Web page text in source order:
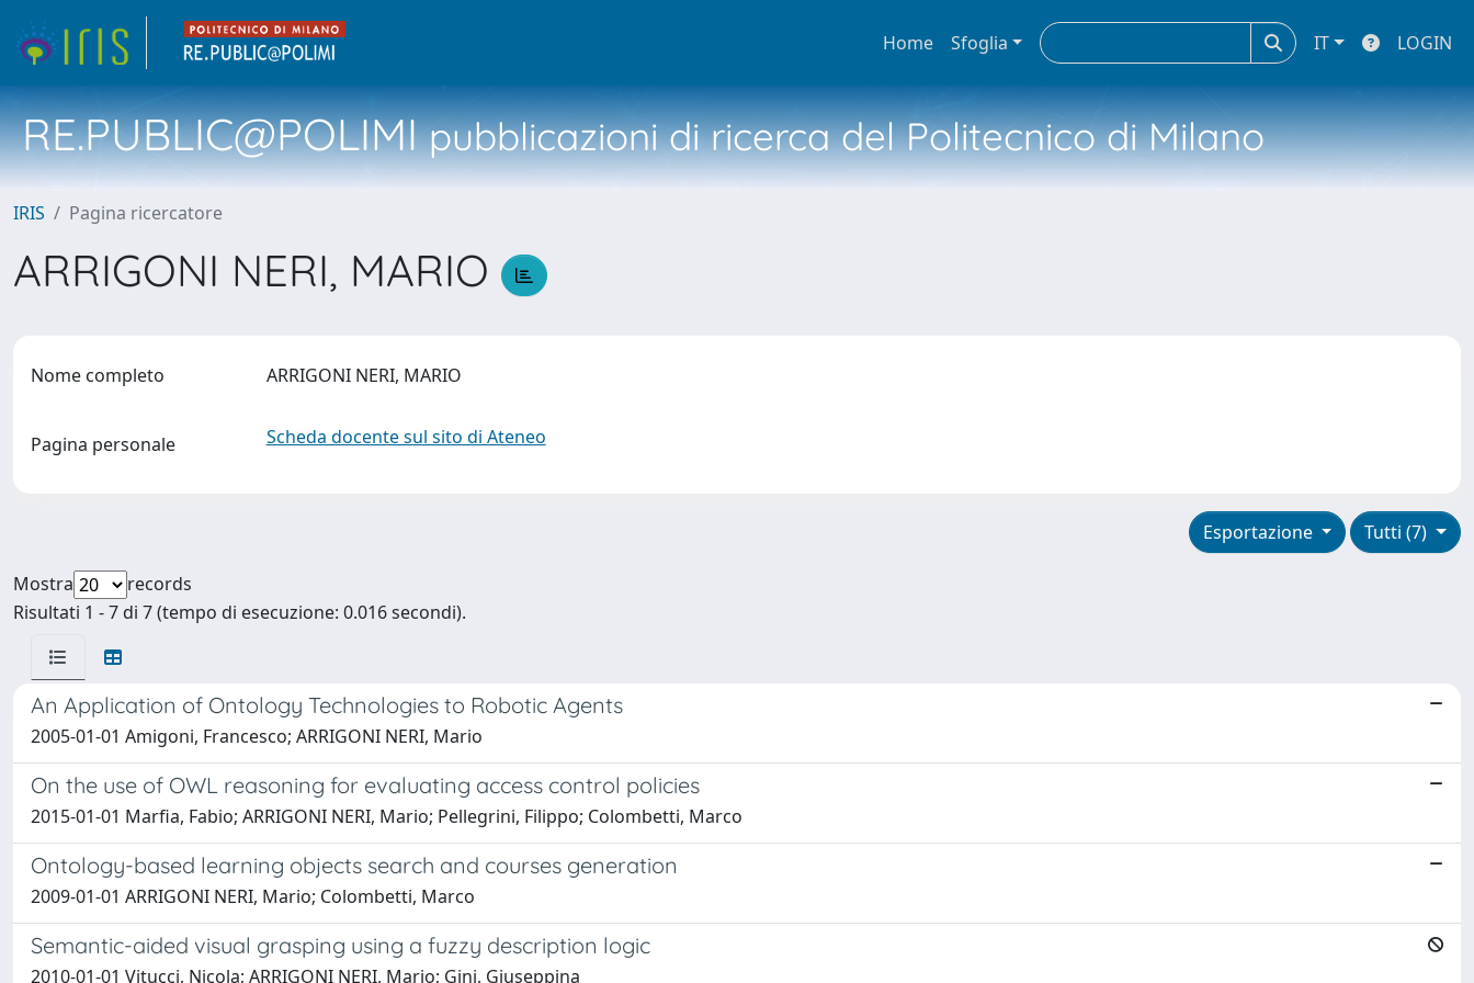
Home Sfoglia IT LOGIN
RE.PUBLIC@POLIMIpubblicazioni di ricerca del Politecnico di Milano
IRIS Pagina ricercatore
ARRIGONI NERI, MARIO
Nome completo ARRIGONI NERI, MARIO
Pagina personale Scheda docente sul sito di Ateneo
Tutti (7)
Esportazione
Mostra
records
Risultati 1 - 7 di 7 (tempo di esecuzione: 0.016 secondi).
An Application of Ontology Technologies to Robotic Agents
2005-01-01 Amigoni, Francesco; ARRIGONI NERI, Mario
On the use of OWL reasoning for evaluating access control policies
2015-01-01 Marfia, Fabio; ARRIGONI NERI, Mario; Pellegrini, Filippo; Colombetti, Marco
Ontology-based learning objects search and courses generation
2009-01-01 ARRIGONI NERI, Mario; Colombetti, Marco
Semantic-aided visual grasping using a fuzzy description logic
2010-01-01 Vitucci, Nicola; ARRIGONI NERI, Mario; Gini, Giuseppina